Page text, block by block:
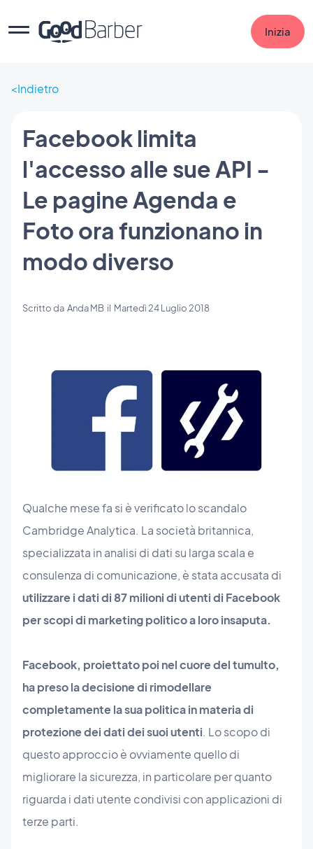
Inizia
Indietro
Facebook limita
l'accesso alle sue API -
Le pagine Agenda e
Foto ora funzionano in
modo diverso
Scritto da Anda MB il Martedì 24 Luglio 2018
Qualche mese fa si è verificato lo scandalo
Cambridge Analytica. La società britannica,
specializzata in analisi di dati su larga scala e
consulenza di comunicazione, è stata accusata di
utilizzare i dati di 87 milioni di utenti di Facebook
per scopi di marketing politico a loro insaputa.
Facebook, proiettato poi nel cuore del tumulto,
ha preso la decisione di rimodellare
completamente la sua politica in materia di
protezione dei dati dei suoi utenti. Lo scopo di
questo approccio è ovviamente quello di
migliorare la sicurezza, in particolare per quanto
riguarda i dati utente condivisi con applicazioni di
terze parti.